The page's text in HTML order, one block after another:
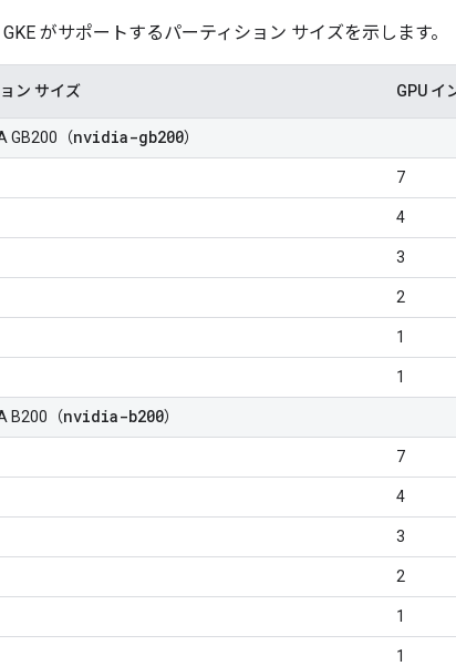
がサポートするパーティション サイズを示します。
ン サイズ GPU イ
GB200（nvidia-gb200）
7
4
3
2
1
1
B200（nvidia-b200）
7
4
3
2
1
1